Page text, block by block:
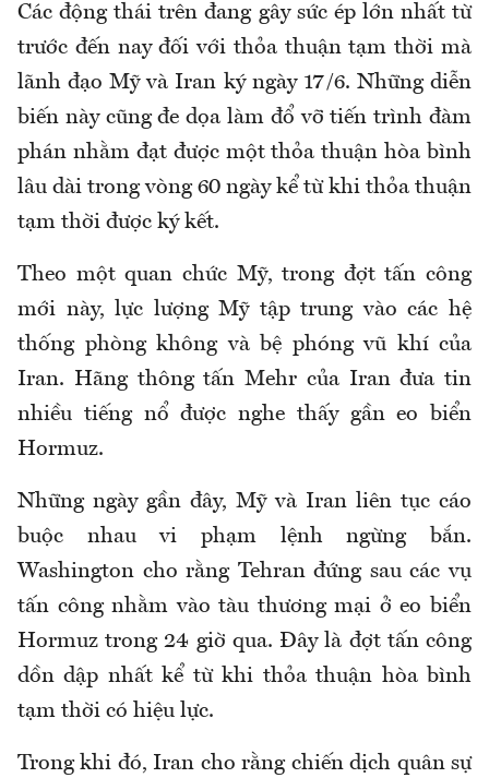
Các động thái trên đang gây sức ép lớn nhất từ
trước đến nay đối với thỏa thuận tạm thời mà
lãnh đạo Mỹ và Iran ký ngày 17/6. Những diễn
biến này cũng đe dọa làm đổ vỡ tiến trình đàm
phán nhằm đạt được một thỏa thuận hòa bình
lâu dài trong vòng 60 ngày kể từ khi thỏa thuận
tạm thời được ký kết.
Theo một quan chức Mỹ, trong đợt tấn công
mới này, lực lượng Mỹ tập trung vào các hệ
thống phòng không và bệ phóng vũ khí của
Iran. Hãng thông tấn Mehr của Iran đưa tin
nhiều tiếng nổ được nghe thấy gần eo biển
Hormuz.
Những ngày gần đây, Mỹ và Iran liên tục cáo
buộc nhau vi phạm lệnh ngừng bắn.
Washington cho rằng Tehran đứng sau các vụ
tấn công nhằm vào tàu thương mại ở eo biển
Hormuz trong 24 giờ qua. Đây là đợt tấn công
dồn dập nhất kể từ khi thỏa thuận hòa bình
tạm thời có hiệu lực.
Trong khi đó, Iran cho rằng chiến dịch quân sự